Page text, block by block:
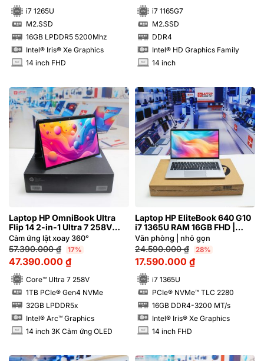
i7 1265U
SSD M2.SSD
RAM
16GB LPDDR5 5200Mhz
Intel® Iris® Xe Graphics
INCH 14 inch FHD
i7 1165G7
SSD M2.SSD
RAM
DDR4
Intel® HD Graphics Family
INCH 14 inch
Laptop HP OmniBook Ultra
Flip 14 2-in-1 Ultra 7 258V
RAM 32GB M2.SSD 1TB 3K
OLED Cảm ứng – New Spectre
Cảm ứng lật xoay 360°
57.390.000₫ 17%
47.390.000 ₫
Core™ Ultra 7 258V
SSD 1TB PCIe® Gen4 NVMe
32GB LPDDR5x
Intel® Arc™ Graphics
INCH 14 inch 3K Cảm ứng OLED
Laptop HP EliteBook 640 G10
i7 1365U RAM 16GB FHD |
Hàng xách tay 99%
Văn phòng | nhỏ gọn
24.590.000₫ 28%
17.590.000 ₫
i7 1365U
SSD PCIe® NVMe™ TLC 2280
16GB DDR4-3200 MT/s
Intel® Iris® Xe Graphics
INCH 14 inch FHD